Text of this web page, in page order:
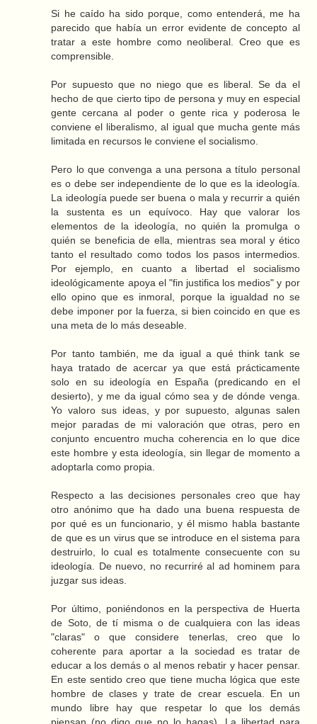
Si he caído ha sido porque, como entenderá, me ha
parecido que había un error evidente de concepto al
tratar a este hombre como neoliberal. Creo que es
comprensible.
Por supuesto que no niego que es liberal. Se da el
hecho de que cierto tipo de persona y muy en especial
gente cercana al poder o gente rica y poderosa le
conviene el liberalismo, al igual que mucha gente más
limitada en recursos le conviene el socialismo.
Pero lo que convenga a una persona a título personal
es o debe ser independiente de lo que es la ideología.
La ideología puede ser buena o mala y recurrir a quién
la sustenta es un equívoco. Hay que valorar los
elementos de la ideología, no quién la promulga o
quién se beneficia de ella, mientras sea moral y ético
tanto el resultado como todos los pasos intermedios.
Por ejemplo, en cuanto a libertad el socialismo
ideológicamente apoya el "fin justifica los medios" y por
ello opino que es inmoral, porque la igualdad no se
debe imponer por la fuerza, si bien coincido en que es
una meta de lo más deseable.
Por tanto también, me da igual a qué think tank se
haya tratado de acercar ya que está prácticamente
solo en su ideología en España (predicando en el
desierto), y me da igual cómo sea y de dónde venga.
Yo valoro sus ideas, y por supuesto, algunas salen
mejor paradas de mi valoración que otras, pero en
conjunto encuentro mucha coherencia en lo que dice
este hombre y esta ideología, sin llegar de momento a
adoptarla como propia.
Respecto a las decisiones personales creo que hay
otro anónimo que ha dado una buena respuesta de
por qué es un funcionario, y él mismo habla bastante
de que es un virus que se introduce en el sistema para
destruirlo, lo cual es totalmente consecuente con su
ideología. De nuevo, no recurriré al ad hominem para
juzgar sus ideas.
Por último, poniéndonos en la perspectiva de Huerta
de Soto, de tí misma o de cualquiera con las ideas
"claras" o que considere tenerlas, creo que lo
coherente para aportar a la sociedad es tratar de
educar a los demás o al menos rebatir y hacer pensar.
En este sentido creo que tiene mucha lógica que este
hombre de clases y trate de crear escuela. En un
mundo libre hay que respetar lo que los demás